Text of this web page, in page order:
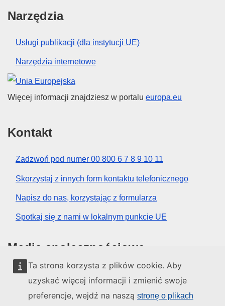
Ta strona korzysta z plików cookie. Aby
uzyskać więcej informacji i zmienić swoje
preferencje, wejdź na naszą stronę o plikach
Narzędzia
Usługi publikacji (dla instytucji UE)
Narzędzia internetowe
Unia Europejska
Więcej informacji znajdziesz w portalu europa.eu
Kontakt
Zadzwoń pod numer 00 800 6 7 8 9 10 11
Skorzystaj z innych form kontaktu telefonicznego
Napisz do nas, korzystając z formularza
Spotkaj się z nami w lokalnym punkcie UE
Media społecznościowe
Obserwuj UE w mediach społecznościowych